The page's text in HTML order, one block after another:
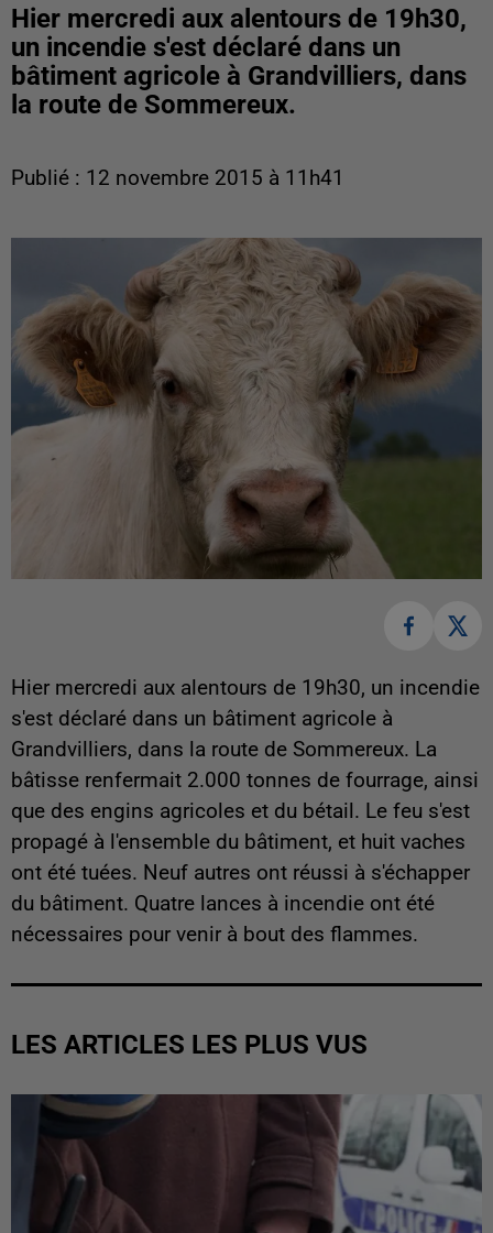
Hier mercredi aux alentours de 19h30,
un incendie s'est déclaré dans un
bâtiment agricole à Grandvilliers, dans
la route de Sommereux.
Publié : 12 novembre 2015 à 11h41
Hier mercredi aux alentours de 19h30, un incendie
s'est déclaré dans un bâtiment agricole à
Grandvilliers, dans la route de Sommereux. La
bâtisse renfermait 2.000 tonnes de fourrage, ainsi
que des engins agricoles et du bétail. Le feu s'est
propagé à l'ensemble du bâtiment, et huit vaches
ont été tuées. Neuf autres ont réussi à s'échapper
du bâtiment. Quatre lances à incendie ont été
nécessaires pour venir à bout des flammes.
LES ARTICLES LES PLUS VUS